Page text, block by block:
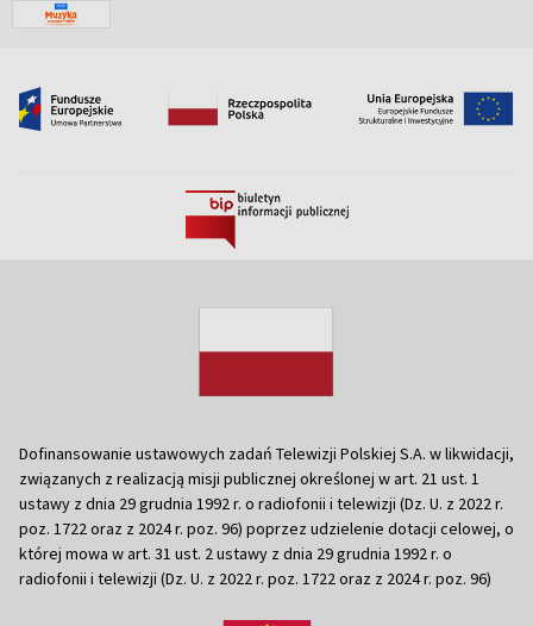
Dofinansowanie ustawowych zadań Telewizji Polskiej S.A. w likwidacji,
związanych z realizacją misji publicznej określonej w art. 21 ust. 1
ustawy z dnia 29 grudnia 1992 r. o radiofonii i telewizji (Dz. U. z 2022 r.
poz. 1722 oraz z 2024 r. poz. 96) poprzez udzielenie dotacji celowej, o
której mowa w art. 31 ust. 2 ustawy z dnia 29 grudnia 1992 r. o
radiofonii i telewizji (Dz. U. z 2022 r. poz. 1722 oraz z 2024 r. poz. 96)